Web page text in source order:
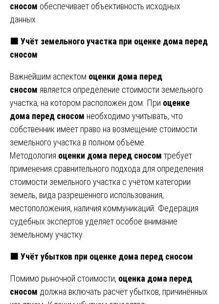
сносом обеспечивает объективность исходных
данных.
🟧 Учёт земельного участка при оценке дома перед
сносом
Важнейшим аспектом оценки дома перед
сносом является определение стоимости земельного
участка, на котором расположен дом. При оценке
дома перед сносом необходимо учитывать, что
собственник имеет право на возмещение стоимости
земельного участка в полном объёме.
Методология оценки дома перед сносом требует
применения сравнительного подхода для определения
стоимости земельного участка с учётом категории
земель, вида разрешённого использования,
местоположения, наличия коммуникаций. Федерация
судебных экспертов уделяет особое внимание
земельному участку.
🟧 Учёт убытков при оценке дома перед сносом
Помимо рыночной стоимости, оценка дома перед
сносом должна включать расчёт убытков, причинённых